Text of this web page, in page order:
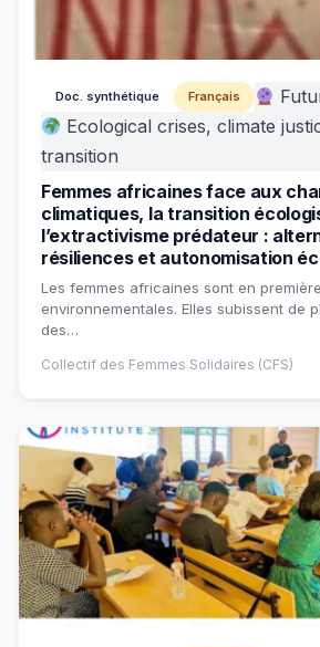
Doc. synthétique Français
Ecological crises, climate
transition
Femmes africaines face aux
climatiques, la transition
l’extractivisme prédateur :
résiliences et autonomisation
Les femmes africaines sont en
environnementales. Elles subissent de
des…
Collectif des Femmes Solidaires (CFS)